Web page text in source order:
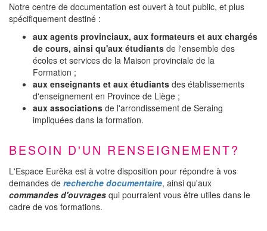
Notre centre de documentation est ouvert à tout public, et plus
spécifiquement destiné :
aux agents provinciaux, aux formateurs et aux chargés
de cours, ainsi qu'aux étudiants de l'ensemble des
écoles et services de la Maison provinciale de la
Formation ;
aux enseignants et aux étudiants des établissements
d'enseignement en Province de Liège ;
aux associations de l'arrondissement de Seraing
impliquées dans la formation.
BESOIN D'UN RENSEIGNEMENT?
L'Espace Eurêka est à votre disposition pour répondre à vos
demandes de recherche documentaire, ainsi qu'aux
commandes d'ouvrages qui pourraient vous être utiles dans le
cadre de vos formations.